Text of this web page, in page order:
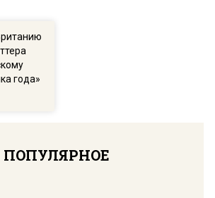
года»
ПОПУЛЯРНОЕ